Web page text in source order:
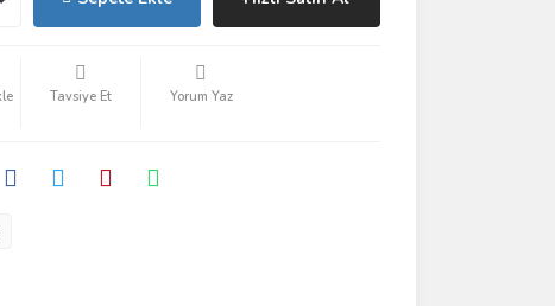
Tavsiye Et Yorum Yaz